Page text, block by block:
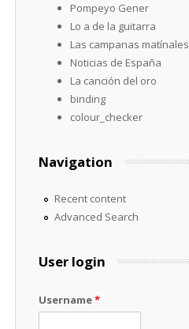
Pompeyo Gener
Lo a de la guitarra
Las campanas matínales
Noticias de España
La canción del oro
binding
colour_checker
Navigation
Recent content
Advanced Search
User login
Username*